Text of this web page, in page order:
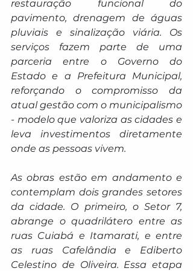
restauração funcional do
pavimento, drenagem de águas
pluviais e sinalização viária. Os
serviços fazem parte de uma
parceria entre o Governo do
Estado e a Prefeitura Municipal,
reforçando o compromisso da
atual gestão com o municipalismo
- modelo que valoriza as cidades e
leva investimentos diretamente
onde as pessoas vivem.
As obras estão em andamento e
contemplam dois grandes setores
da cidade. O primeiro, o Setor 7,
abrange o quadrilátero entre as
ruas Cuiabá e Itamarati, e entre
as ruas Cafelândia e Ediberto
Celestino de Oliveira. Essa etapa